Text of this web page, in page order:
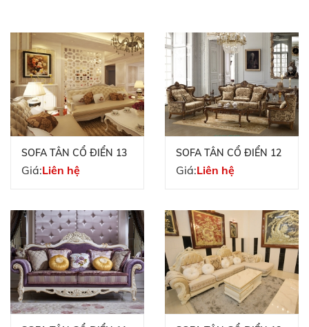
SOFA TÂN CỔ ĐIỂN 13
Giá:Liên hệ
SOFA TÂN CỔ ĐIỂN 12
Giá:Liên hệ